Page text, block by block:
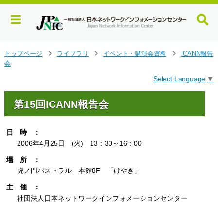
イ
ン
トップページ
ライブラリ
イベント・講演会資料
ICANN報告
会
Select Language ▼
第15回ICANN報告会
日 時 ：
2006年4月25日 (火) 13：30～16：00
場 所 ：
虎ノ門パストラル 本館8F 「けやき」
主 催 ：
社団法人日本ネットワークインフォメーションセンター